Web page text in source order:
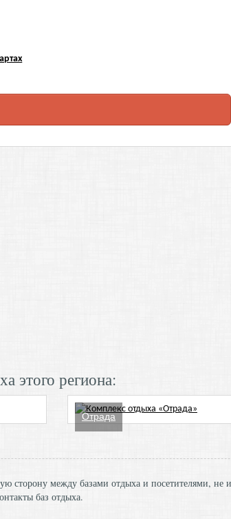
этого региона:
Отрада
сторону между базами отдыха и посетителями, не
баз отдыха.